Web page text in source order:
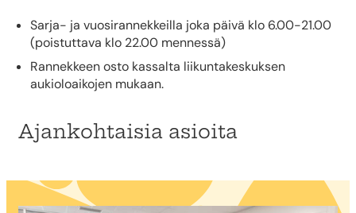
Sarja- ja vuosirannekkeilla joka päivä klo 6.00-21.00
(poistuttava klo 22.00 mennessä)
Rannekkeen osto kassalta liikuntakeskuksen
aukioloaikojen mukaan.
Ajankohtaisia asioita